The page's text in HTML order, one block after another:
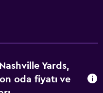
Yards,
oda fiyatı ve